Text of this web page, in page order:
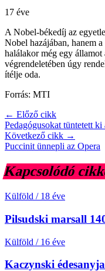
17 éve
A Nobel-békedíj az
Nobel hazájában, hanem
halálakor még egy
végrendeletében úgy
ítélje oda.
Forrás: MTI
← Előző cikk
Pedagógusokat tüntetett
Következő cikk →
Puccinit ünnepli az Opera
Kapcsolódó
Külföld / 18 éve
Pilsudski marsall
Külföld / 16 éve
Kaczynski